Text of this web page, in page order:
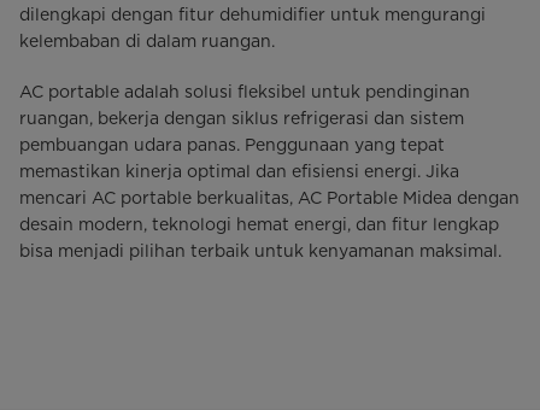
dilengkapi dengan fitur dehumidifier untuk mengurangi
kelembaban di dalam ruangan.
AC portable adalah solusi fleksibel untuk pendinginan
ruangan, bekerja dengan siklus refrigerasi dan sistem
pembuangan udara panas. Penggunaan yang tepat
memastikan kinerja optimal dan efisiensi energi. Jika
mencari AC portable berkualitas, AC Portable Midea dengan
desain modern, teknologi hemat energi, dan fitur lengkap
bisa menjadi pilihan terbaik untuk kenyamanan maksimal.